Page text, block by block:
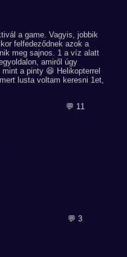
a game. Vagyis, jobbik
felfedeződnek azok a
meg sajnos. 1 a víz alatt
amiről úgy
a pinty 😆 Helikopterrel
lusta voltam keresni 1et,
💬 11
💬 3